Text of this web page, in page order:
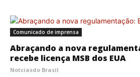
Comunicado de imprensa
Abraçando a nova
recebe licença MSB dos EUA
Notciasdo Brasil